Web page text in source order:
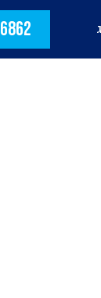
6862*